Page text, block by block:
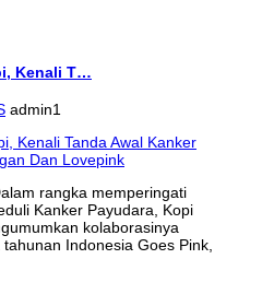
Kenali T…
admin1
rangka memperingati
Kanker Payudara, Kopi
kolaborasinya
Indonesia Goes Pink,